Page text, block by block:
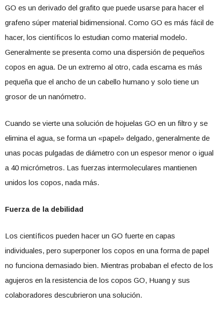
GO es un derivado del grafito que puede usarse para hacer el
grafeno súper material bidimensional. Como GO es más fácil de
hacer, los científicos lo estudian como material modelo.
Generalmente se presenta como una dispersión de pequeños
copos en agua. De un extremo al otro, cada escama es más
pequeña que el ancho de un cabello humano y solo tiene un
grosor de un nanómetro.
Cuando se vierte una solución de hojuelas GO en un filtro y se
elimina el agua, se forma un «papel» delgado, generalmente de
unas pocas pulgadas de diámetro con un espesor menor o igual
a 40 micrómetros. Las fuerzas intermoleculares mantienen
unidos los copos, nada más.
Fuerza de la debilidad
Los científicos pueden hacer un GO fuerte en capas
individuales, pero superponer los copos en una forma de papel
no funciona demasiado bien. Mientras probaban el efecto de los
agujeros en la resistencia de los copos GO, Huang y sus
colaboradores descubrieron una solución.